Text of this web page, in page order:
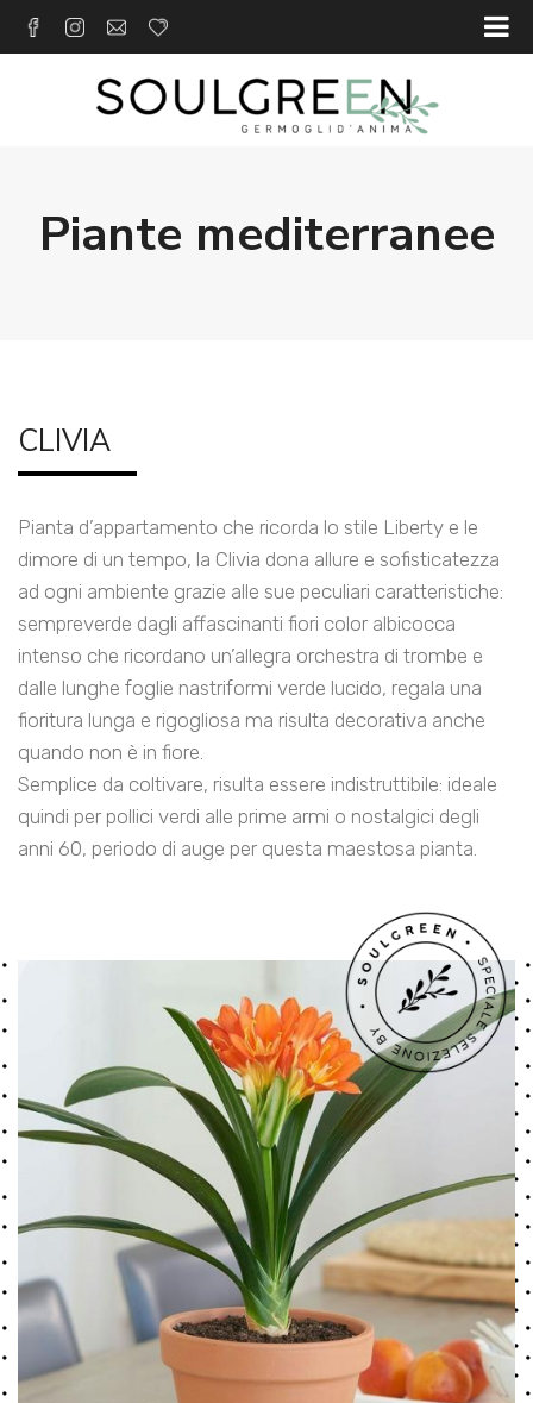
Piante mediterranee
CLIVIA
Pianta d’appartamento che ricorda lo stile Liberty e le
dimore di un tempo, la Clivia dona allure e sofisticatezza
ad ogni ambiente grazie alle sue peculiari caratteristiche:
sempreverde dagli affascinanti fiori color albicocca
intenso che ricordano un’allegra orchestra di trombe e
dalle lunghe foglie nastriformi verde lucido, regala una
fioritura lunga e rigogliosa ma risulta decorativa anche
quando non è in fiore.
Semplice da coltivare, risulta essere indistruttibile: ideale
quindi per pollici verdi alle prime armi o nostalgici degli
anni 60, periodo di auge per questa maestosa pianta.